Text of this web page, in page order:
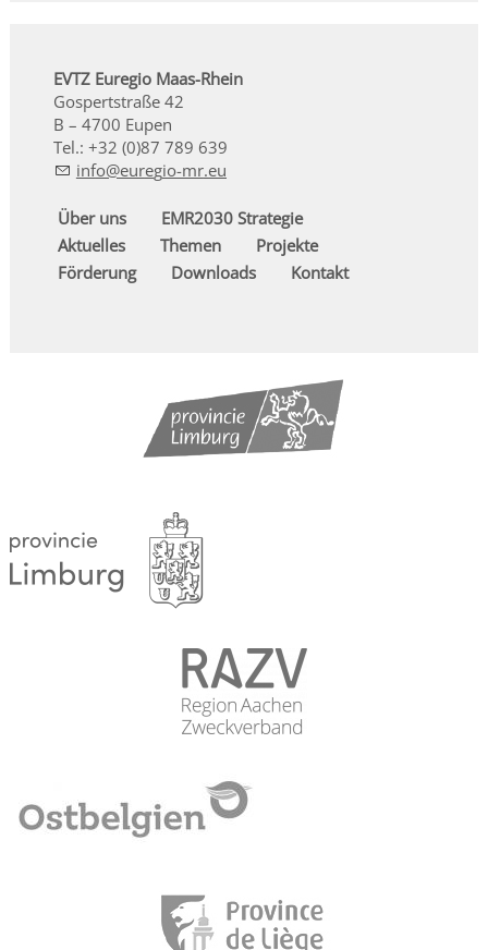
EVTZ Euregio Maas-Rhein
Gospertstraße 42
B – 4700 Eupen
Tel.: +32 (0)87 789 639
nf
r g -mr
Über uns
EMR2030 Strategie
Aktuelles
Themen
Projekte
Förderung
Downloads Kontakt